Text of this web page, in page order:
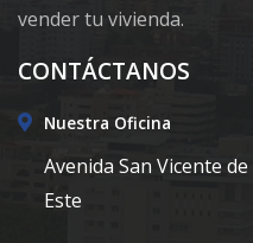
vender tu vivienda.
CONTÁCTANOS
Nuestra Oficina
Avenida San Vicente
Este